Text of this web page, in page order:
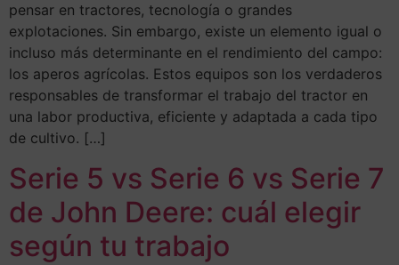
pensar en tractores, tecnología o grandes
explotaciones. Sin embargo, existe un elemento igual o
incluso más determinante en el rendimiento del campo:
los aperos agrícolas. Estos equipos son los verdaderos
responsables de transformar el trabajo del tractor en
una labor productiva, eficiente y adaptada a cada tipo
de cultivo. […]
Serie 5 vs Serie 6 vs Serie 7
de John Deere: cuál elegir
según tu trabajo